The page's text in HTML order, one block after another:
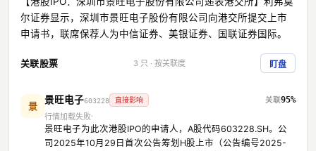
尔证券显示，深圳市景旺电子股份有限公司向港交所提交上市
申请书，联席保荐人为中信证券、美银证券、国联证券国际。
关联股票 3 只 · 按关联度 盯盘
景
景旺电子603228 直接影响
95%
行情加载失败
景旺电子为此次港股IPO的申请人，A股代码603228.SH。公
司2025年10月29日首次公告筹划H股上市（公告编号2025-